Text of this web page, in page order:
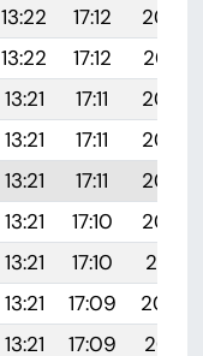
13:22 17:12
20:28
13:22 17:12
20:27
13:21 17:11
20:26
13:21 17:11
20:25
13:21 17:11
20:24
13:21 17:10
20:22
13:21 17:10
20:21
13:21 17:09
20:20
13:21 17:09
20:19